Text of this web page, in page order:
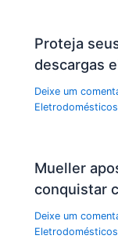
Proteja
descargas
Deixe um
Eletrodomésticos
Mueller
conquistar
Deixe um
Eletrodomésticos